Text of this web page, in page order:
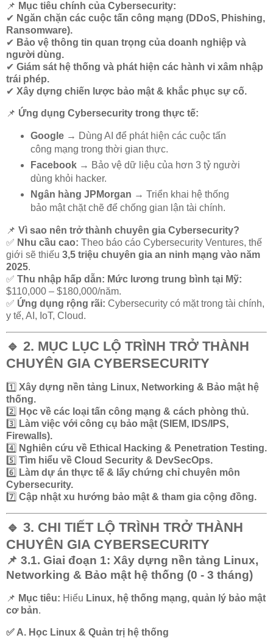
📌 Mục tiêu chính của Cybersecurity:
✔ Ngăn chặn các cuộc tấn công mạng (DDoS, Phishing,
Ransomware).
✔ Bảo vệ thông tin quan trọng của doanh nghiệp và
người dùng.
✔ Giám sát hệ thống và phát hiện các hành vi xâm nhập
trái phép.
✔ Xây dựng chiến lược bảo mật & khắc phục sự cố.
📌 Ứng dụng Cybersecurity trong thực tế:
Google→ Dùng AI để phát hiện các cuộc tấn
công mạng trong thời gian thực.
Facebook→ Bảo vệ dữ liệu của hơn 3 tỷ người
dùng khỏi hacker.
Ngân hàng JPMorgan → Triển khai hệ thống
bảo mật chặt chẽ để chống gian lận tài chính.
📌 Vì sao nên trở thành chuyên gia Cybersecurity?
✅ Nhu cầu cao: Theo báo cáo Cybersecurity Ventures, thế
giới sẽ thiếu 3,5 triệu chuyên gia an ninh mạng vào năm
2025.
✅ Thu nhập hấp dẫn: Mức lương trung bình tại Mỹ:
$110,000 – $180,000/năm.
✅ Ứng dụng rộng rãi: Cybersecurity có mặt trong tài chính,
y tế, AI, IoT, Cloud.
🔹 2. MỤC LỤC LỘ TRÌNH TRỞ THÀNH
CHUYÊN GIA CYBERSECURITY
1️⃣ Xây dựng nền tảng Linux, Networking & Bảo mật hệ
thống.
2️⃣ Học về các loại tấn công mạng & cách phòng thủ.
3️⃣ Làm việc với công cụ bảo mật (SIEM, IDS/IPS,
Firewalls).
4️⃣ Nghiên cứu về Ethical Hacking & Penetration Testing.
5️⃣ Tìm hiểu về Cloud Security & DevSecOps.
6️⃣ Làm dự án thực tế & lấy chứng chỉ chuyên môn
Cybersecurity.
7️⃣ Cập nhật xu hướng bảo mật & tham gia cộng đồng.
🔹 3. CHI TIẾT LỘ TRÌNH TRỞ THÀNH
CHUYÊN GIA CYBERSECURITY
📌 3.1. Giai đoạn 1: Xây dựng nền tảng Linux,
Networking & Bảo mật hệ thống (0 - 3 tháng)
📌 Mục tiêu: Hiểu Linux, hệ thống mạng, quản lý bảo mật
cơ bản.
✅ A. Học Linux & Quản trị hệ thống